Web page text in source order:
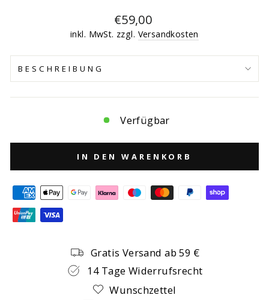
Normaler
Preis
€59,00
inkl. MwSt. zzgl. Versandkosten
BESCHREIBUNG
Verfügbar
IN DEN WARENKORB
Gratis Versand ab 59 €
14 Tage Widerrufsrecht
Wunschzettel